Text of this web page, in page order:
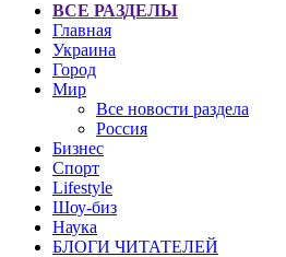
ВСЕ РАЗДЕЛЫ
Главная
Украина
Город
Мир
Все новости раздела
Россия
Бизнес
Спорт
Lifestyle
Шоу-биз
Наука
БЛОГИ ЧИТАТЕЛЕЙ